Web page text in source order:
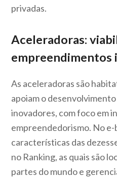
privadas.
Aceleradoras:
empreendimentos
As aceleradoras são
apoiam o
inovadores, com foco em
empreendedorismo. No
características das
no Ranking, as quais são
partes do mundo e